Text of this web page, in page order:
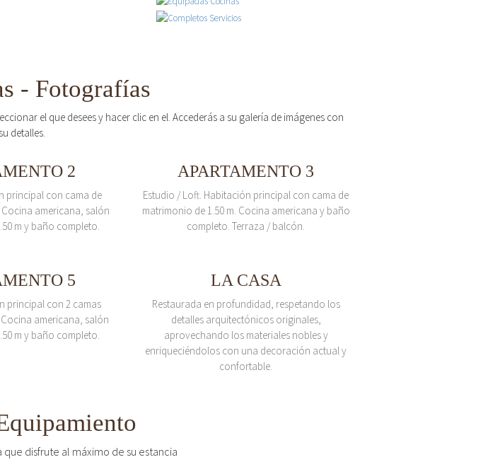
- Fotografías
el que desees y hacer clic en el. Accederás a su galería de imágenes con
detalles.
2
principal con cama de
americana, salón
m y baño completo.
APARTAMENTO 3
Estudio / Loft. Habitación principal con cama de
matrimonio de 1.50 m. Cocina americana y baño
completo. Terraza / balcón.
5
principal con 2 camas
americana, salón
m y baño completo.
LA CASA
Restaurada en profundidad, respetando los
detalles arquitectónicos originales,
aprovechando los materiales nobles y
enriqueciéndolos con una decoración actual y
confortable.
disfrute al máximo de su estancia